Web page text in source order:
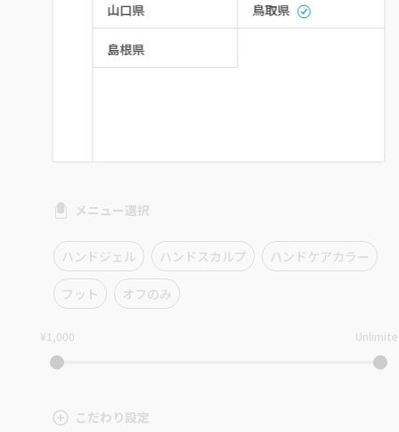
山口県 鳥取県
島根県
メニュー選択
ハンドジェル ハンドスカルプ ハンドケアカラー
フット オフのみ
¥1,000
こだわり設定